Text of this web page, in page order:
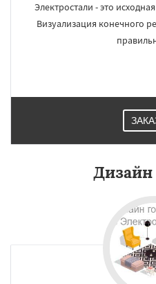
Электростали - это
Визуализация конечного